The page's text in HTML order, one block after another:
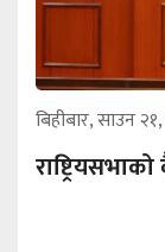
बिहीबार, साउन